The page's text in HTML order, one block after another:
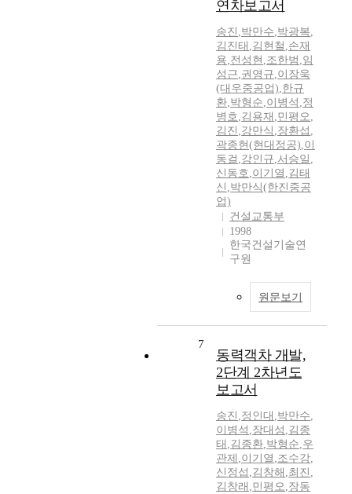
연차보고서
송진 ,박만수,박광복,
김진태 ,김현철 ,손재
용,전성현 ,조한범 ,임
성근,권영규,이장욱
(대우중공업),한규
환,박형순,이병석 ,정
병호,김용재 ,민평오,
김진 ,강만식 ,장환섭 ,
곽종현(현대정공),이
동걸 ,강인규,서승일 ,
신동호,이기열 ,김태
신 ,박만식(한진중공
업)
건설교통부
1998
한국건설기술연
구원
원문보기
7
동력객차 개발,
2단계 2차년도
보고서
송진 ,정인대 ,박만수,
이병석 ,장대성 ,김종
태 ,김종환,박형순,우
관제 ,이기열 ,조수강,
신정섭 ,김창해 ,최진 ,
김창래 ,민평오,장동